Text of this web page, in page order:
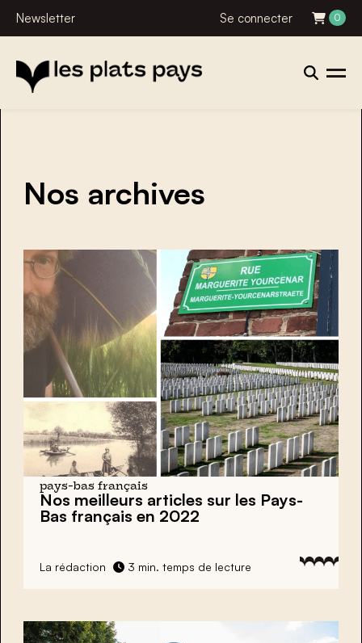
Newsletter Se connecter 0
Nos archives
pays-bas français
Nos meilleurs articles sur les Pays-
Bas français en 2022
La rédaction 3 min. temps de lecture